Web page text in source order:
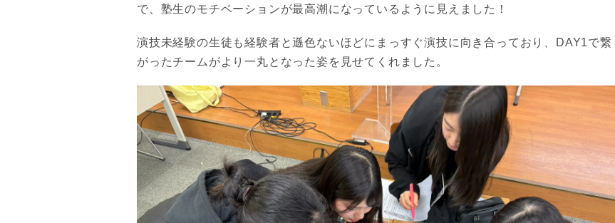
で、塾生のモチベーションが最高潮になっているように見えました！
演技未経験の生徒も経験者と遜色ないほどにまっすぐ演技に向き合っており、DAY1で繋
がったチームがより一丸となった姿を見せてくれました。